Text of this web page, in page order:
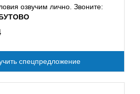
озвучим лично. Звоните:
спецпредложение